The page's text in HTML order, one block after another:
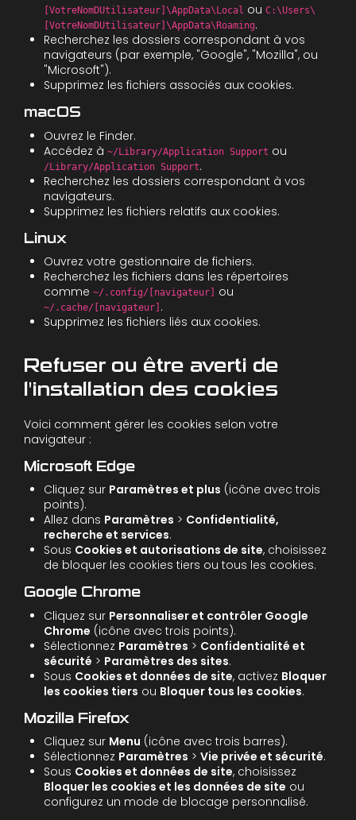
[VotreNomDUtilisateur]\AppData\Local ouC:\Users\
[VotreNomDUtilisateur]\AppData\Roaming.
Recherchez les dossiers correspondant à vos
navigateurs (par exemple, "Google", "Mozilla", ou
"Microsoft").
Supprimez les fichiers associés aux cookies.
macOS
Ouvrez le Finder.
Accédez à~/Library/Application Support ou
/Library/Application Support.
Recherchez les dossiers correspondant à vos
navigateurs.
Supprimez les fichiers relatifs aux cookies.
Linux
Ouvrez votre gestionnaire de fichiers.
Recherchez les fichiers dans les répertoires
comme~/.config/[navigateur] ou
~/.cache/[navigateur] .
Supprimez les fichiers liés aux cookies.
Refuser ou être averti de
l'installation des cookies
Voici comment gérer les cookies selon votre
navigateur :
Microsoft Edge
Cliquez sur Paramètres et plus (icône avec trois
points).
Allez dans Paramètres > Confidentialité,
recherche et services.
Sous Cookies et autorisations de site, choisissez
de bloquer les cookies tiers ou tous les cookies.
Google Chrome
Cliquez sur Personnaliser et contrôler Google
Chrome (icône avec trois points).
Sélectionnez Paramètres > Confidentialité et
sécurité > Paramètres des sites.
Sous Cookies et données de site, activez Bloquer
les cookies tiers ou Bloquer tous les cookies.
Mozilla Firefox
Cliquez sur Menu (icône avec trois barres).
Sélectionnez Paramètres >Vie privée et sécurité.
Sous Cookies et données de site, choisissez
Bloquer les cookies et les données de site ou
configurez un mode de blocage personnalisé.